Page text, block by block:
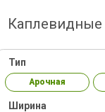
Тип
Арочная
Ширина